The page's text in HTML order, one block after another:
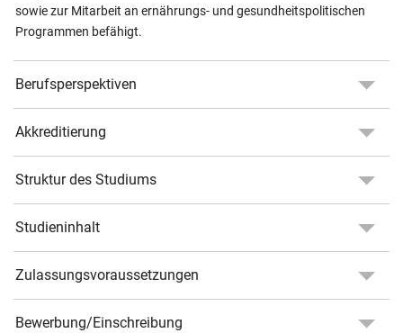
sowie zur Mitarbeit an ernährungs- und gesundheitspolitischen
Programmen befähigt.
Berufsperspektiven
Akkreditierung
Struktur des Studiums
Studieninhalt
Zulassungsvoraussetzungen
Bewerbung/Einschreibung